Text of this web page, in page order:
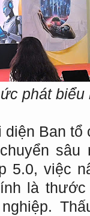
phát biểu
diện Ban
5.0, việc
là